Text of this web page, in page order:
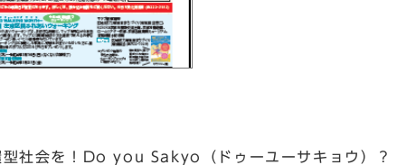
型社会を！Do you Sakyo（ドゥーユーサキョウ）？